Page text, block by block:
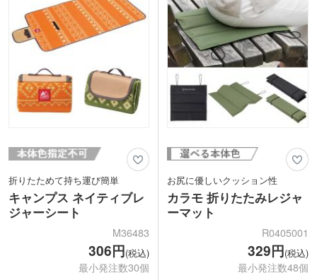
ペーングッズ制作にいかがでしょうか。
折りたためて持ち運び簡単
キャンプス ネイティブレ
ジャーシート
M36483
306円(税込)
最小発注数30個
お尻に優しいクッション性
カラモ 折りたたみレジャ
ーマット
R0405001
329円(税込)
最小発注数48個